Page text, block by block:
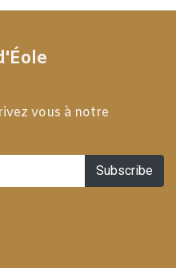
vous à notre
Subscribe